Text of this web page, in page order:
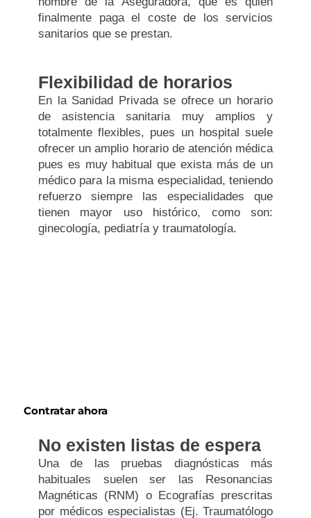
finalmente paga el coste de los servicios
sanitarios que se prestan.
Flexibilidad de horarios
En la Sanidad Privada se ofrece un horario
de asistencia sanitaria muy amplios y
totalmente flexibles, pues un hospital suele
ofrecer un amplio horario de atención médica
pues es muy habitual que exista más de un
médico para la misma especialidad, teniendo
refuerzo siempre las especialidades que
tienen mayor uso histórico, como son:
ginecología, pediatría y traumatología.
Contratar ahora
No existen listas de espera
Una de las pruebas diagnósticas más
habituales suelen ser las Resonancias
Magnéticas (RNM) o Ecografías prescritas
por médicos especialistas (Ej. Traumatólogo